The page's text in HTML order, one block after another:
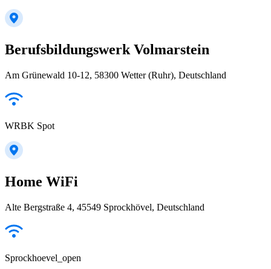
Berufsbildungswerk Volmarstein
Am Grünewald 10-12, 58300 Wetter (Ruhr), Deutschland
WRBK Spot
Home WiFi
Alte Bergstraße 4, 45549 Sprockhövel, Deutschland
Sprockhoevel_open